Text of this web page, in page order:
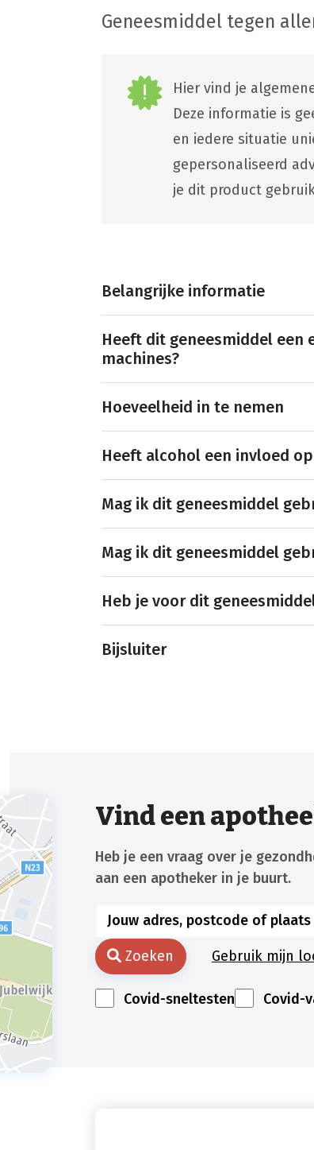
Geneesmiddel tegen
Hier vind je
Deze informatie is
en iedere situatie
gepersonaliseerd
je dit product
Belangrijke informatie
Heeft dit geneesmiddel
machines?
Hoeveelheid in te nemen
Heeft alcohol een invloed
Mag ik dit geneesmiddel
Mag ik dit geneesmiddel
Heb je voor dit
Bijsluiter
Vind een
Heb je een vraag over je
aan een apotheker in je buurt.
Zoeken Gebruik mijn
Covid-sneltesten Covid-